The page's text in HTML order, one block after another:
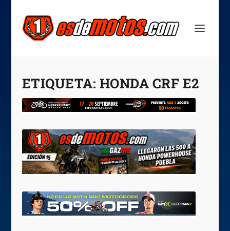
ETIQUETA: HONDA CRF E2